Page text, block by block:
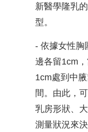
新醫學隆乳
型。
- 依據女性胸
邊各留1cm
1cm處到中
間。由此，
乳房形狀、
測量狀況來